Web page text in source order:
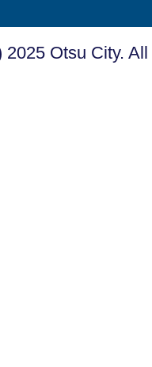
2025 Otsu City.